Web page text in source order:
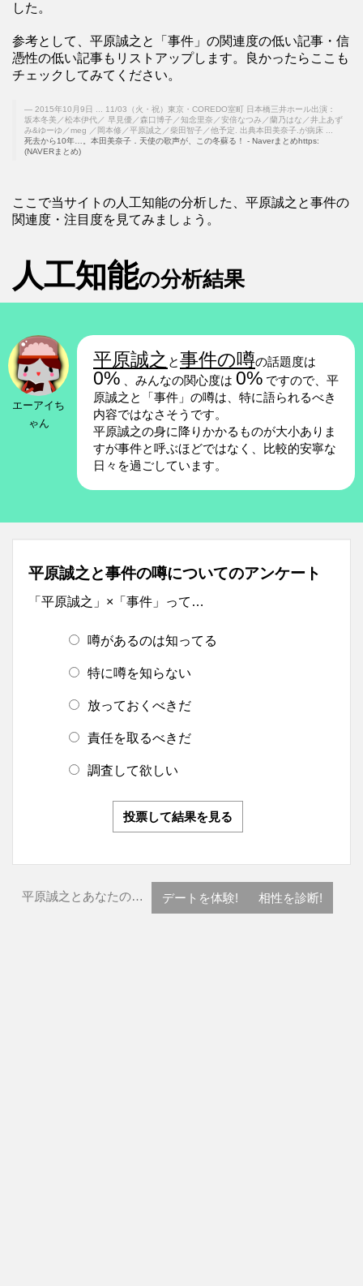
した。
参考として、平原誠之と「事件」の関連度の低い記事・信
憑性の低い記事もリストアップします。良かったらここも
チェックしてみてください。
2015年10月9日 ... 11/03（火・祝）東京・COREDO室町 日本橋三井ホール出演：
坂本冬美／松本伊代／ 早見優／森口博子／知念里奈／安倍なつみ／蘭乃はな／井上あず
み&ゆーゆ／meg ／岡本修／平原誠之／柴田智子／他予定. 出典本田美奈子.が病床 ...
死去から10年…。本田美奈子．天使の歌声が、この冬蘇る！ - Naverまとめhttps:
(NAVERまとめ)
ここで当サイトの人工知能の分析した、平原誠之と事件の
関連度・注目度を見てみましょう。
人工知能の分析結果
エーアイち
ゃん
平原誠之 と事件の噂の話題度は
0% 、みんなの関心度は 0% ですので、平
原誠之と「事件」の噂は、特に語られるべき
内容ではなさそうです。
平原誠之の身に降りかかるものが大小ありま
すが事件と呼ぶほどではなく、比較的安寧な
日々を過ごしています。
平原誠之と事件の噂についてのアンケート
「平原誠之」×「事件」って…
噂があるのは知ってる
特に噂を知らない
放っておくべきだ
責任を取るべきだ
調査して欲しい
投票して結果を見る
平原誠之とあなたの… デートを体験! 相性を診断!